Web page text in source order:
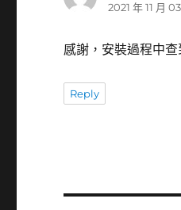
示:
2021 年 11 月
感謝，安裝過程中
Reply